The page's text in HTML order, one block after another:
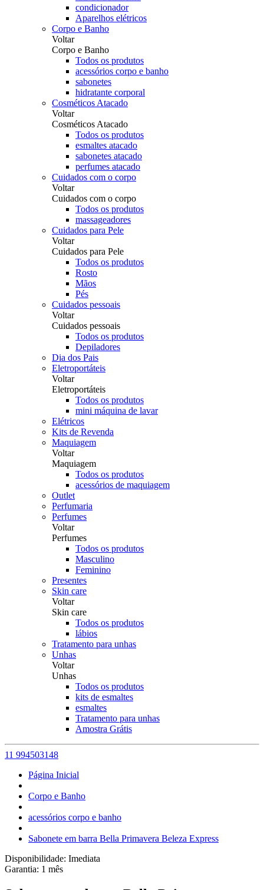
condicionador
Aparelhos elétricos
Corpo e Banho
Voltar
Corpo e Banho
Todos os produtos
acessórios corpo e banho
sabonetes
hidratante corporal
Cosméticos Atacado
Voltar
Cosméticos Atacado
Todos os produtos
esmaltes atacado
sabonetes atacado
perfumes atacado
Cuidados com o corpo
Voltar
Cuidados com o corpo
Todos os produtos
massageadores
Cuidados para Pele
Voltar
Cuidados para Pele
Todos os produtos
Rosto
Mãos
Pés
Cuidados pessoais
Voltar
Cuidados pessoais
Todos os produtos
Depiladores
Dia dos Pais
Eletroportáteis
Voltar
Eletroportáteis
Todos os produtos
mini máquina de lavar
Elétricos
Kits de Revenda
Maquiagem
Voltar
Maquiagem
Todos os produtos
acessórios de maquiagem
Outlet
Perfumaria
Perfumes
Voltar
Perfumes
Todos os produtos
Masculino
Feminino
Presentes
Skin care
Voltar
Skin care
Todos os produtos
lábios
Tratamento para unhas
Unhas
Voltar
Unhas
Todos os produtos
kits de esmaltes
esmaltes
Tratamento para unhas
Amostra Grátis
11 994503148
Página Inicial
Corpo e Banho
acessórios corpo e banho
Sabonete em barra Bella Primavera Beleza Express
Disponibilidade: Imediata
Garantia: 1 mês